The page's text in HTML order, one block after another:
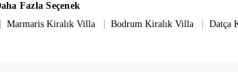
Fazla Seçenek
| Marmaris Kiralık Villa | Bodrum Kiralık Villa | Datça